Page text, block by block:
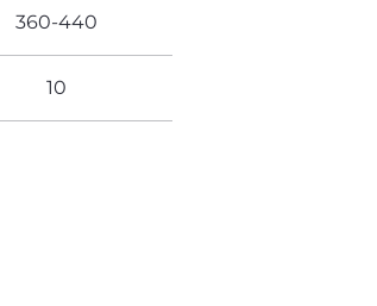
360-440
10